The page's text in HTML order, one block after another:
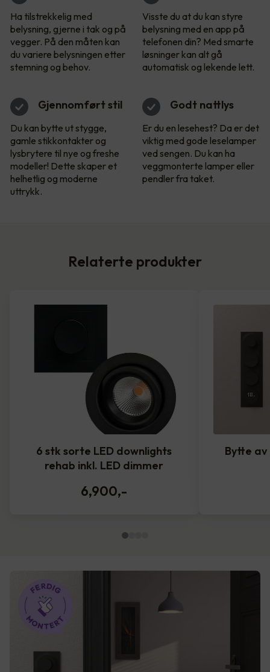
Ha tilstrekkelig med
belysning, gjerne i tak og på
vegger. På den måten kan
du variere belysningen etter
stemning og behov.
Visste du at du kan styre
belysning med en app på
telefonen din? Med smarte
løsninger kan alt gå
automatisk og lekende lett.
Gjennomført stil
Du kan bytte ut stygge,
gamle stikkontakter og
lysbrytere til nye og freshe
modeller! Dette skaper et
helhetlig og moderne
uttrykk.
Godt nattlys
Er du en lesehest? Da er det
viktig med gode leselamper
ved sengen. Du kan ha
veggmonterte lamper eller
pendler fra taket.
Relaterte produkter
6 stk sorte LED downlights
rehab inkl. LED dimmer
6,900,-
Bytte